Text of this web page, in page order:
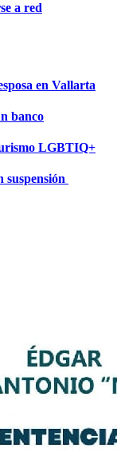
a red
en Vallarta
banco
LGBTIQ+
suspensión